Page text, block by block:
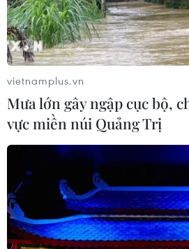
Nông sản Việt Nam còn nhiều
08/08/2026 12:55
Dữ liệu việc làm Mỹ mở thêm
cho giá vàng trong tuần qua
08/08/2026 04:29
vietnamplus.vn
Mưa lớn gây ngập cục bộ,
vực miền núi Quảng Trị